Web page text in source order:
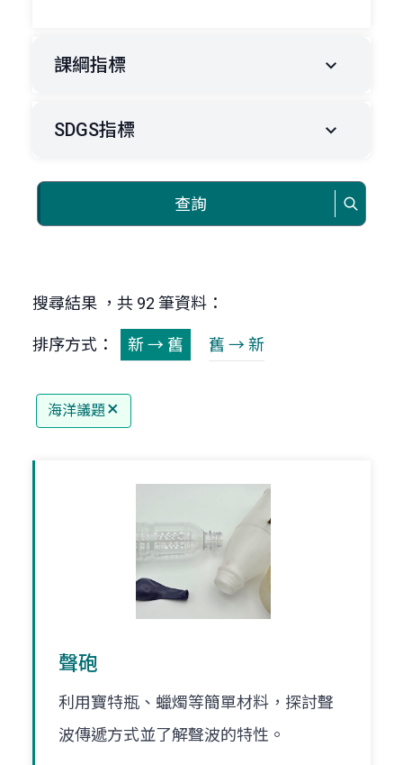
課綱指標
SDGS指標
查詢
搜尋結果 ，共 92 筆資料：
排序方式： 新 → 舊 舊 → 新
海洋議題
聲砲
利用寶特瓶、蠟燭等簡單材料，探討聲
波傳遞方式並了解聲波的特性。